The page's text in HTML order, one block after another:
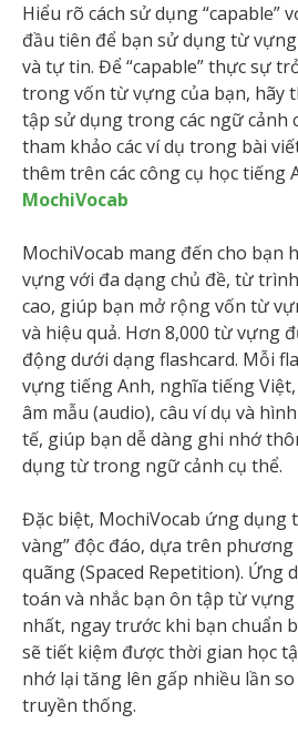
Hiểu rõ cách sử dụng “capable”
đầu tiên để bạn sử dụng từ
và tự tin. Để “capable” thực sự
trong vốn từ vựng của bạn, hãy
tập sử dụng trong các ngữ cảnh
tham khảo các ví dụ trong bài
thêm trên các công cụ học tiếng
MochiVocab
MochiVocab mang đến cho bạn
vựng với đa dạng chủ đề, từ
cao, giúp bạn mở rộng vốn từ
và hiệu quả. Hơn 8,000 từ vựng
động dưới dạng flashcard. Mỗi
vựng tiếng Anh, nghĩa tiếng
âm mẫu (audio), câu ví dụ và
tế, giúp bạn dễ dàng ghi nhớ
dụng từ trong ngữ cảnh cụ thể.
Đặc biệt, MochiVocab ứng dụng
vàng” độc đáo, dựa trên
quãng (Spaced Repetition). Ứng
toán và nhắc bạn ôn tập từ
nhất, ngay trước khi bạn chuẩn
sẽ tiết kiệm được thời gian học
nhớ lại tăng lên gấp nhiều lần
truyền thống.